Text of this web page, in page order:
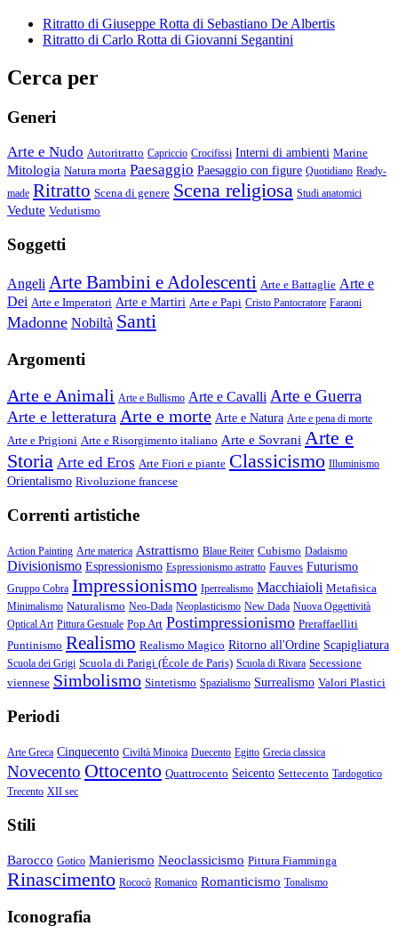
Ritratto di Giuseppe Rotta di Sebastiano De Albertis
Ritratto di Carlo Rotta di Giovanni Segantini
Cerca per
Generi
Arte e Nudo Autoritratto Capriccio Crocifissi Interni di ambienti Marine
Mitologia Natura morta Paesaggio Paesaggio con figure Quotidiano Ready-
made Ritratto Scena di genere Scena religiosa Studi anatomici
Vedute Vedutismo
Soggetti
Angeli Arte Bambini e Adolescenti Arte e Battaglie Arte e
Dei Arte e Imperatori Arte e Martiri Arte e Papi Cristo Pantocratore Faraoni
Madonne Nobiltà Santi
Argomenti
Arte e Animali Arte e Bullismo Arte e Cavalli Arte e Guerra
Arte e letteratura Arte e morte Arte e Natura Arte e pena di morte
Arte e Prigioni Arte e Risorgimento italiano Arte e Sovrani Arte e
Storia Arte ed Eros Arte Fiori e piante Classicismo Illuminismo
Orientalismo Rivoluzione francese
Correnti artistiche
Action Painting Arte materica Astrattismo Blaue Reiter Cubismo Dadaismo
Divisionismo Espressionismo Espressionismo astratto Fauves Futurismo
Gruppo Cobra Impressionismo Iperrealismo Macchiaioli Metafisica
Minimalismo Naturalismo Neo-Dada Neoplasticismo New Dada Nuova Oggettività
Optical Art Pittura Gestuale Pop Art Postimpressionismo Preraffaelliti
Puntinismo Realismo Realismo Magico Ritorno all'Ordine Scapigliatura
Scuola dei Grigi Scuola di Parigi (École de Paris) Scuola di Rivara Secessione
viennese Simbolismo Sintetismo Spazialismo Surrealismo Valori Plastici
Periodi
Arte Greca Cinquecento Civiltà Minoica Duecento Egitto Grecia classica
Novecento Ottocento Quattrocento Seicento Settecento Tardogotico
Trecento XII sec
Stili
Barocco Gotico Manierismo Neoclassicismo Pittura Fiamminga
Rinascimento Rococò Romanico Romanticismo Tonalismo
Iconografia